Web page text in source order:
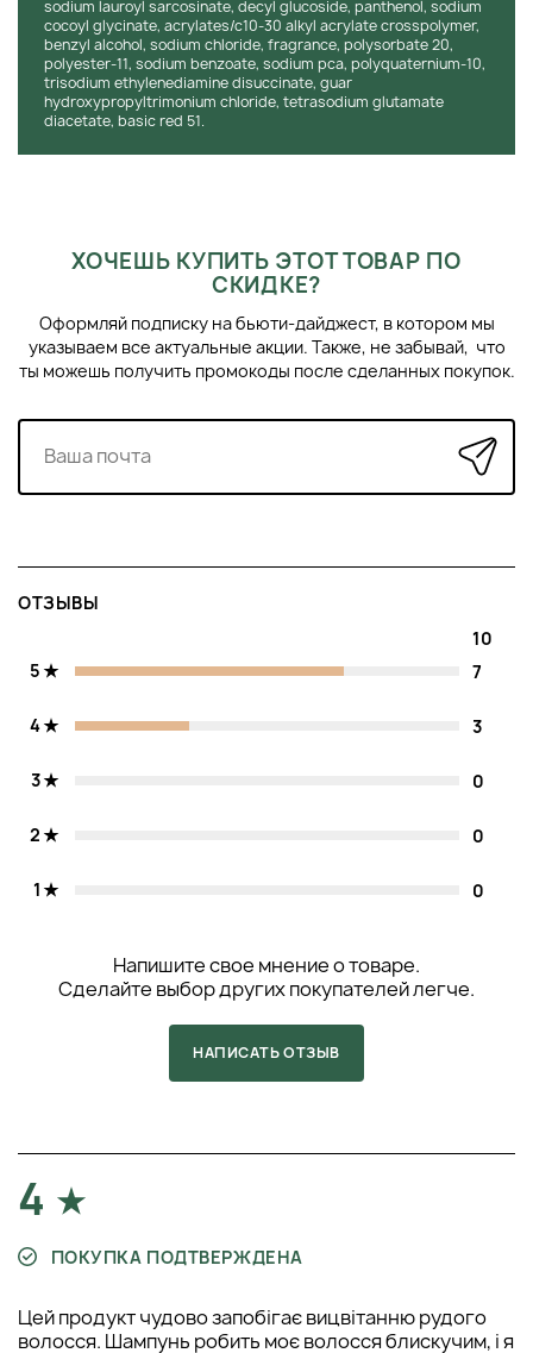
sodium lauroyl sarcosinate, decyl glucoside, panthenol, sodium
cocoyl glycinate, acrylates/c10-30 alkyl acrylate crosspolymer,
benzyl alcohol, sodium chloride, fragrance, polysorbate 20,
polyester-11, sodium benzoate, sodium pca, polyquaternium-10,
trisodium ethylenediamine disuccinate, guar
hydroxypropyltrimonium chloride, tetrasodium glutamate
diacetate, basic red 51.
ХОЧЕШЬ КУПИТЬ ЭТОТ ТОВАР ПО
СКИДКЕ?
Оформляй подписку на бьюти-дайджест, в котором мы
указываем все актуальные акции. Также, не забывай, что
ты можешь получить промокоды после сделанных покупок.
ОТЗЫВЫ
10
5
7
4 3
3 0
2 0
1 0
Напишите свое мнение о товаре.
Сделайте выбор других покупателей легче.
НАПИСАТЬ ОТЗЫВ
4
ПОКУПКА ПОДТВЕРЖДЕНА
Цей продукт чудово запобігає вицвітанню рудого
волосся. Шампунь робить моє волосся блискучим, і я